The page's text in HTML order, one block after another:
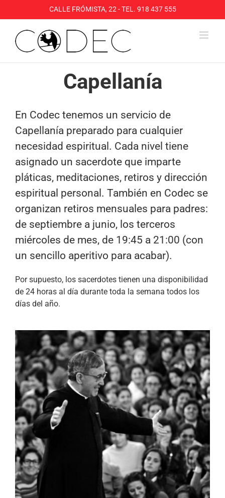
al
contenido
CALLE FRÓMISTA, 22 - TEL. 918 437 555
Capellanía
En Codec tenemos un servicio de
Capellanía preparado para cualquier
necesidad espiritual. Cada nivel tiene
asignado un sacerdote que imparte
pláticas, meditaciones, retiros y dirección
espiritual personal. También en Codec se
organizan retiros mensuales para padres:
de septiembre a junio, los terceros
miércoles de mes, de 19:45 a 21:00 (con
un sencillo aperitivo para acabar).
Por supuesto, los sacerdotes tienen una disponibilidad
de 24 horas al día durante toda la semana todos los
días del año.